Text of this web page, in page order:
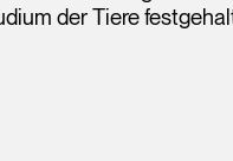
der Tiere